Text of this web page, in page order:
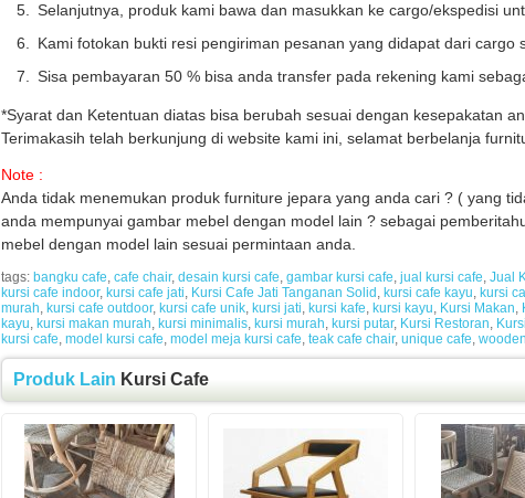
Selanjutnya, produk kami bawa dan masukkan ke cargo/ekspedisi
Kami fotokan bukti resi pengiriman pesanan yang didapat dari cargo
Sisa pembayaran 50 % bisa anda transfer pada rekening kami
*Syarat dan Ketentuan diatas bisa berubah sesuai dengan kesepakatan
Terimakasih telah berkunjung di website kami ini, selamat berbelanja
Note :
Anda tidak menemukan produk furniture jepara yang anda cari ? ( yang
anda mempunyai gambar mebel dengan model lain ? sebagai
mebel dengan model lain sesuai permintaan anda.
tags: bangku cafe, cafe chair, desain kursi cafe, gambar kursi cafe, jual kursi cafe, Jual
kursi cafe indoor, kursi cafe jati, Kursi Cafe Jati Tanganan Solid , kursi cafe kayu, kursi
murah, kursi cafe outdoor, kursi cafe unik, kursi jati, kursi kafe, kursi kayu, Kursi Makan,
kayu, kursi makan murah, kursi minimalis, kursi murah, kursi putar, Kursi Restoran,
kursi cafe, model kursi cafe, model meja kursi cafe, teak cafe chair, unique cafe,
Produk Lain Kursi Cafe